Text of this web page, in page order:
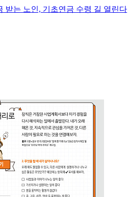
받는 노인, 기초연금 수령 길 열린다